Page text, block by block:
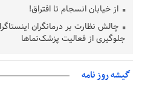
از خیابان انسجام تا افتراق!
چالش نظارت بر درمانگران
جلوگیری از فعالیت پزشک‌نماها
پشتیبانی از زنجیره ارزش بادام
گیشه روز نامه